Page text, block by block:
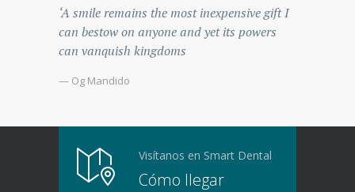
‘A smile remains the most inexpensive gift I
can bestow on anyone and yet its powers
can vanquish kingdoms
— Og Mandido
Visítanos en Smart Dental
Cómo llegar